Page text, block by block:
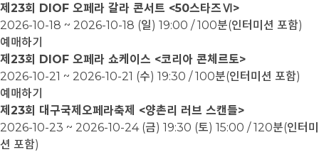
제23회 DIOF 오페라 갈라 콘서트 <50스타즈Ⅵ>
2026-10-18 ~ 2026-10-18 (일) 19:00 / 100분(인터미션 포함)
예매하기
제23회 DIOF 오페라 쇼케이스 <코리아 콘체르토>
2026-10-21 ~ 2026-10-21 (수) 19:30 / 100분(인터미션 포함)
예매하기
제23회 대구국제오페라축제 <양촌리 러브 스캔들>
2026-10-23 ~ 2026-10-24 (금) 19:30 (토) 15:00 / 120분(인터미
션 포함)